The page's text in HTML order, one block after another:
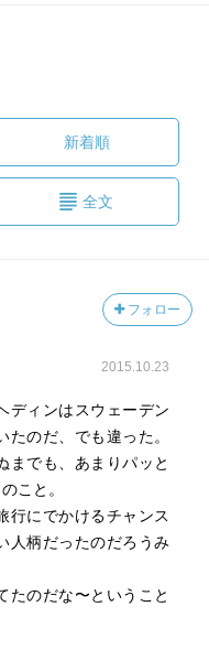
新着順
全文
フォロー
2015.10.23
ディンはスウェーデン
のだ、でも違った。
までも、あまりパッと
こと。
行にでかけるチャンス
人柄だったのだろうみ
たのだな〜ということ